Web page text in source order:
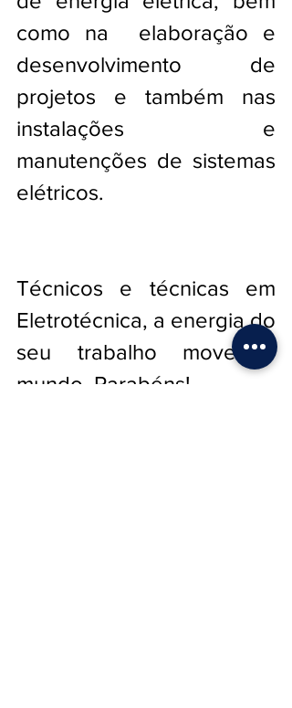
como na  elaboração e
desenvolvimento de
projetos e também nas
instalações e
manutenções de sistemas
elétricos.
Técnicos e técnicas em
Eletrotécnica, a energia do
seu trabalho move o
mundo. Parabéns!